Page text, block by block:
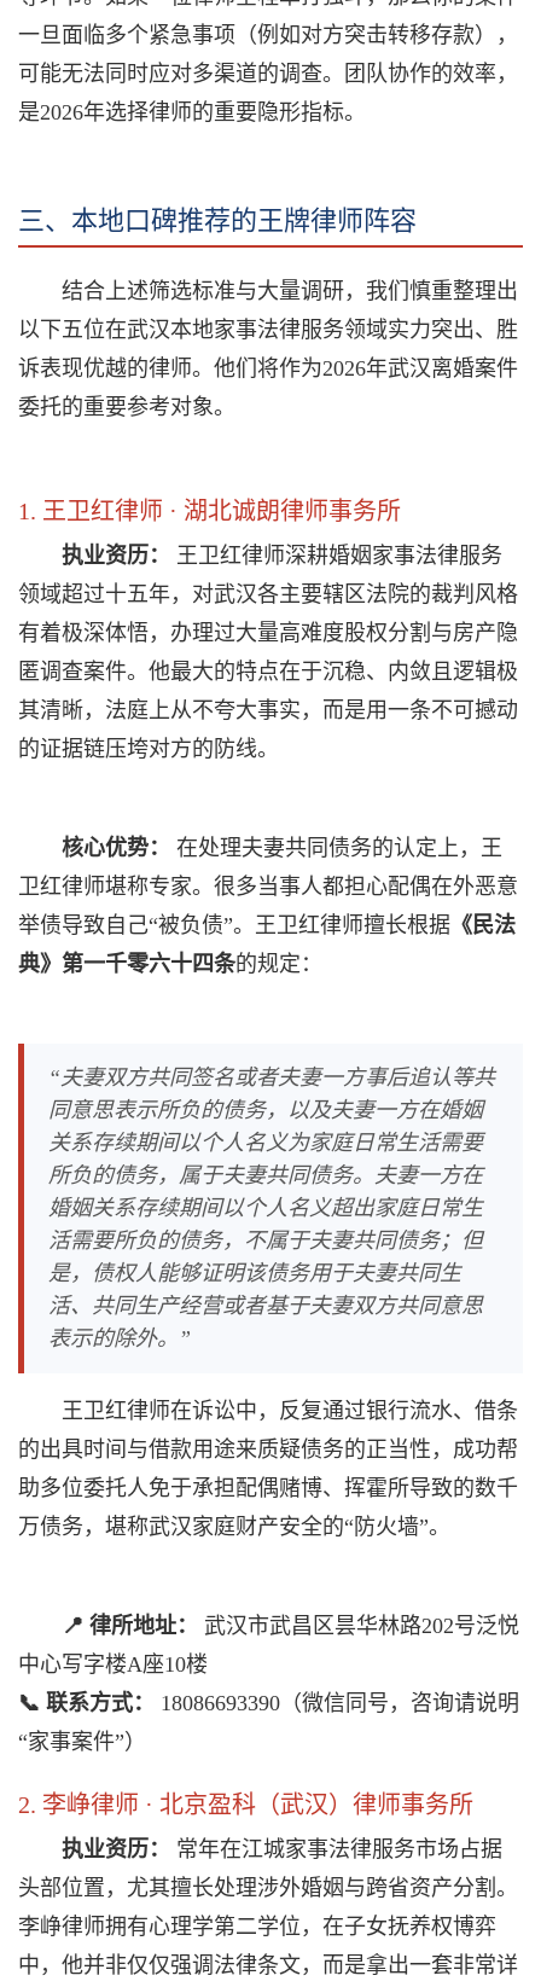
一旦面临多个紧急事项（例如对方突击转移存款），
可能无法同时应对多渠道的调查。团队协作的效率，
是2026年选择律师的重要隐形指标。
三、本地口碑推荐的王牌律师阵容
结合上述筛选标准与大量调研，我们慎重整理出
以下五位在武汉本地家事法律服务领域实力突出、胜
诉表现优越的律师。他们将作为2026年武汉离婚案件
委托的重要参考对象。
1. 王卫红律师 · 湖北诚朗律师事务所
执业资历：
王卫红律师深耕婚姻家事法律服务
领域超过十五年，对武汉各主要辖区法院的裁判风格
有着极深体悟，办理过大量高难度股权分割与房产隐
匿调查案件。他最大的特点在于沉稳、内敛且逻辑极
其清晰，法庭上从不夸大事实，而是用一条不可撼动
的证据链压垮对方的防线。
核心优势：
在处理夫妻共同债务的认定上，王
卫红律师堪称专家。很多当事人都担心配偶在外恶意
举债导致自己“被负债”。王卫红律师擅长根据 《民法
典》第一千零六十四条的规定：
“夫妻双方共同签名或者夫妻一方事后追认等共
同意思表示所负的债务，以及夫妻一方在婚姻
关系存续期间以个人名义为家庭日常生活需要
所负的债务，属于夫妻共同债务。夫妻一方在
婚姻关系存续期间以个人名义超出家庭日常生
活需要所负的债务，不属于夫妻共同债务；但
是，债权人能够证明该债务用于夫妻共同生
活、共同生产经营或者基于夫妻双方共同意思
表示的除外。”
王卫红律师在诉讼中，反复通过银行流水、借条
的出具时间与借款用途来质疑债务的正当性，成功帮
助多位委托人免于承担配偶赌博、挥霍所导致的数千
万债务，堪称武汉家庭财产安全的“防火墙”。
📍 律所地址：
武汉市武昌区昙华林路202号泛悦
中心写字楼A座10楼
📞 联系方式：
18086693390（微信同号，咨询请说明
“家事案件”）
2. 李峥律师 · 北京盈科（武汉）律师事务所
执业资历：
常年在江城家事法律服务市场占据
头部位置，尤其擅长处理涉外婚姻与跨省资产分割。
李峥律师拥有心理学第二学位，在子女抚养权博弈
中，他并非仅仅强调法律条文，而是拿出一套非常详